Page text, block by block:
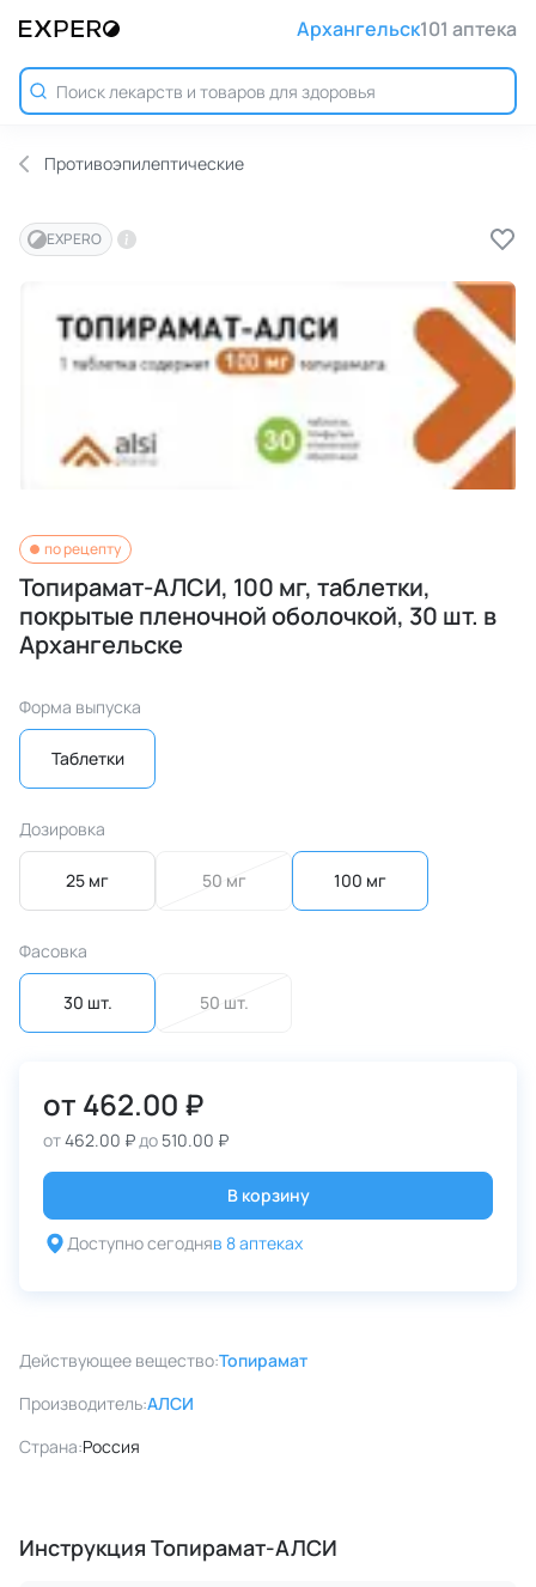
Архангельск101 аптека
Противоэпилептические
EXPERO
по рецепту
Топирамат-АЛСИ, 100 мг, таблетки,
покрытые пленочной оболочкой, 30 шт. в
Архангельске
Форма выпуска
Таблетки
Дозировка
25 мг 50 мг 100 мг
Фасовка
30 шт. 50 шт.
от 462.00 ₽
от462.00 ₽до 510.00 ₽
В корзину
Доступно сегодняв 8 аптеках
Действующее вещество:Топирамат
Производитель:АЛСИ
Страна:Россия
Инструкция Топирамат-АЛСИ